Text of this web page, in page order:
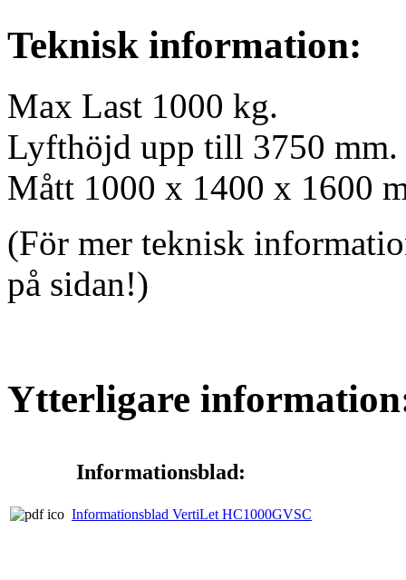
Teknisk information:
Max Last 1000 kg.
Lyfthöjd upp till 3750 mm.
Mått 1000 x 1400 x 1600
(För mer teknisk
på sidan!)
Ytterligare
Informationsblad:
Informationsblad VertiLet HC1000GVSC